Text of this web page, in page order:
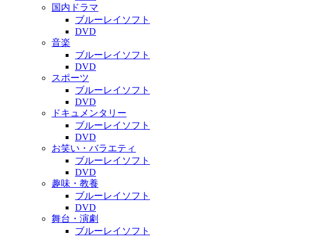
国内ドラマ
ブルーレイソフト
DVD
音楽
ブルーレイソフト
DVD
スポーツ
ブルーレイソフト
DVD
ドキュメンタリー
ブルーレイソフト
DVD
お笑い・バラエティ
ブルーレイソフト
DVD
趣味・教養
ブルーレイソフト
DVD
舞台・演劇
ブルーレイソフト